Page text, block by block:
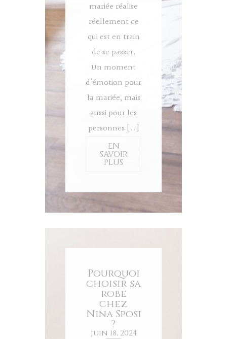
mariée réalise
réellement ce
qui est en train
de se passer.
Un moment
d’émotion pour
la mariée, mais
aussi pour les
personnes […]
EN
SAVOIR
PLUS
Pourquoi
choisir sa
robe
chez
Nina Sposi
?
juin 18, 2024